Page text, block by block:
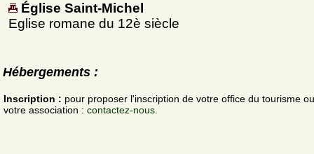
Église Saint-Michel
Eglise romane du 12è siècle
Hébergements :
Inscription : pour proposer l'inscription de votre office du tourisme
votre association : contactez-nous.